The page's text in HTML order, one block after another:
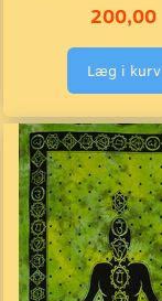
200,00
Læg i kurv